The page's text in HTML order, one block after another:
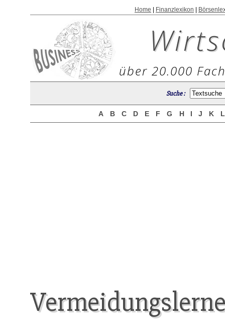
Home Finanzlexikon
über 20.000
Suche :
A B C D E F G H I J K